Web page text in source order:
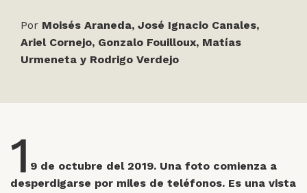
Por Moisés Araneda, José Ignacio Canales,
Ariel Cornejo, Gonzalo Fouilloux, Matías
Urmeneta y Rodrigo Verdejo
1 9 de octubre del 2019. Una foto comienza a
desperdigarse por miles de teléfonos. Es una vista